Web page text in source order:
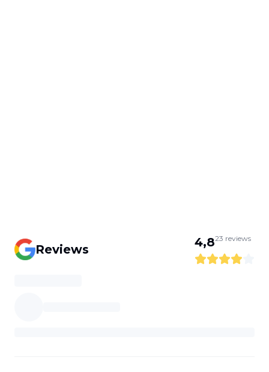
Reviews 4,823 reviews